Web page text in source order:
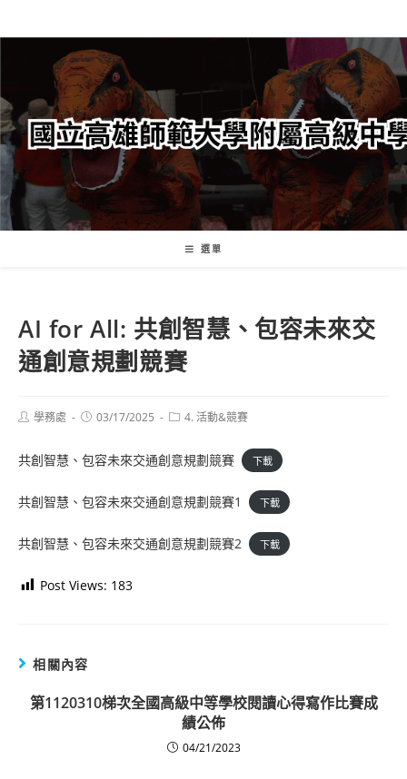
轉
要
內
容
選單
AI for All: 共創智慧、包容未來交
通創意規劃競賽
Post學務處
Post03/17/2025
Post4. 活動&競賽
共創智慧、包容未來交通創意規劃競賽 下載
共創智慧、包容未來交通創意規劃競賽1 下載
共創智慧、包容未來交通創意規劃競賽2 下載
Post Views: 183
相關內容
第1120310梯次全國高級中等學校閱讀心得寫作比賽成
績公佈
04/21/2023